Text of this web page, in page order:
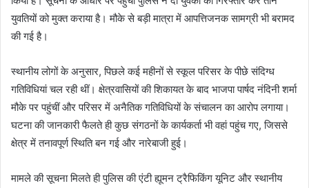
युवतियों को मुक्त कराया है। मौके से बड़ी मात्रा में आपत्तिजनक सामग्री भी बरामद
की गई है।
स्थानीय लोगों के अनुसार, पिछले कई महीनों से स्कूल परिसर के पीछे संदिग्ध
गतिविधियां चल रही थीं। क्षेत्रवासियों की शिकायत के बाद भाजपा पार्षद नंदिनी शर्मा
मौके पर पहुंचीं और परिसर में अनैतिक गतिविधियों के संचालन का आरोप लगाया।
घटना की जानकारी फैलते ही कुछ संगठनों के कार्यकर्ता भी वहां पहुंच गए, जिससे
क्षेत्र में तनावपूर्ण स्थिति बन गई और नारेबाजी हुई।
मामले की सूचना मिलते ही पुलिस की एंटी ह्यूमन ट्रैफिकिंग यूनिट और स्थानीय